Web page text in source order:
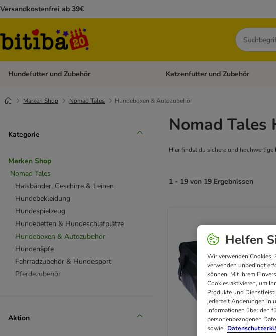
Versandkostenfrei ab 39€
Suchen
Hundefutter und Zubehör Kategorie-Menü öffnen: Hundefutter
Katzenfutter und Zubehör
Marken Shop Nomad Tales Hundeboxen & Autozubehör
Kategorie
Marken Shop
Nomad Tales
Halsbänder, Geschirre & Leinen
Hundebekleidung
Hundespielzeug
Hundebetten & Hundeschlafplätze
Hundeboxen & Autozubehör
Hundenäpfe
Fahrradzubehör & Hundesport
Pferdezubehör
Aktion
Nomad Tales
Hier findst du sichere und
1 - 19 von 19 Ergebnissen
Helfen
Wir verwenden Cookies,
verwenden unbedingt
können. Mit Ihrem
Cookies aktivieren, um
Produkte und
jederzeit Änderungen in
Informationen über den
personenbezogenen
sowie